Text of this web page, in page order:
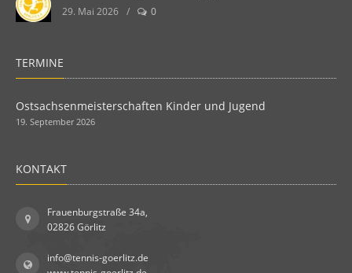
29. Mai 2026 / 0
TERMINE
Ostsachsenmeisterschaften Kinder und Jugend
19. September 2026
KONTAKT
Frauenburgstraße 34a,
02826 Görlitz
info@tennis-goerlitz.de